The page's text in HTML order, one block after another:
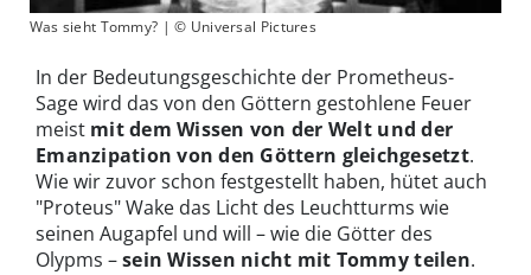
Was sieht Tommy? | © Universal Pictures
In der Bedeutungsgeschichte der Prometheus-
Sage wird das von den Göttern gestohlene Feuer
meist mit dem Wissen von der Welt und der
Emanzipation von den Göttern gleichgesetzt.
Wie wir zuvor schon festgestellt haben, hütet auch
"Proteus" Wake das Licht des Leuchtturms wie
seinen Augapfel und will – wie die Götter des
Olypms –sein Wissen nicht mit Tommy teilen.